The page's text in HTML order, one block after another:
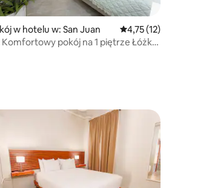
na 5, liczba recenzji: 22
w hotelu w: San Juan Średnia ocena: 4,75
4,75 (12)
pokój na 1 piętrze Łóżko